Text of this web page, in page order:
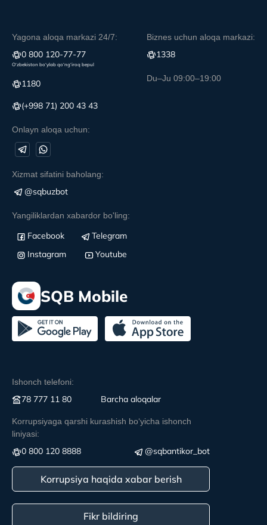
Yagona aloqa markazi 24/7:
0 800 120-77-77
O‘zbekiston bo‘ylab qo‘ng‘iroq bepul
1180
(+998 71) 200 43 43
Onlayn aloqa uchun:
Biznes uchun aloqa markazi:
1338
Du–Ju 09:00–19:00
Xizmat sifatini baholang:
@sqbuzbot
Yangiliklardan xabardor bo'ling:
Facebook
Telegram
Instagram
Youtube
SQB Mobile
Ishonch telefoni:
78 777 11 80 Вarcha aloqalar
Korrupsiyaga qarshi kurashish boʻyicha ishonch
liniyasi:
0 800 120 8888 @sqbantikor_bot
Korrupsiya haqida xabar berish
Fikr bildiring